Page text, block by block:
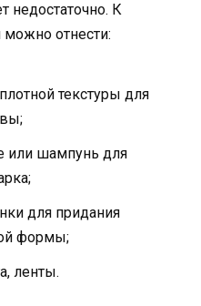
недостаточно. К
отнести:
текстуры для
или шампунь для
для придания
формы;
ленты.